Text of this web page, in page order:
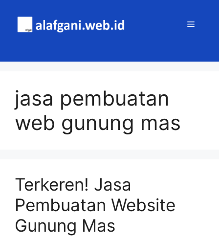
content
MENU
jasa pembuatan
web gunung mas
Terkeren! Jasa
Pembuatan Website
Gunung Mas